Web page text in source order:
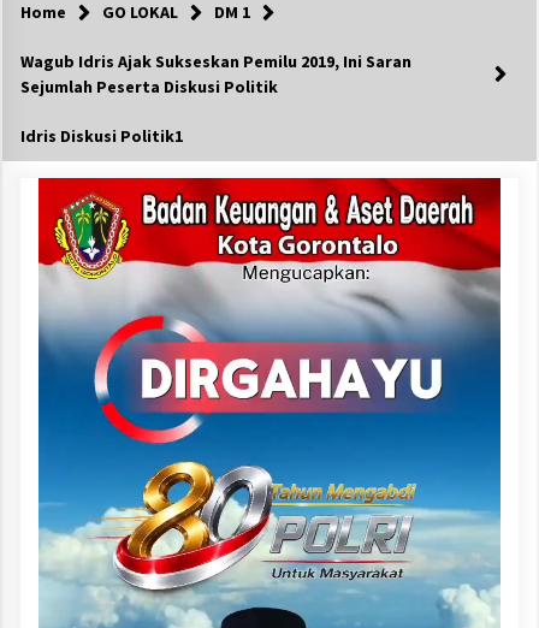
Home GO LOKAL DM 1
Wagub Idris Ajak Sukseskan Pemilu 2019, Ini Saran
Sejumlah Peserta Diskusi Politik
Idris Diskusi Politik1